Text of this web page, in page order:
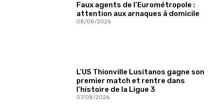
Faux agents de l’Eurométropole :
attention aux arnaques à domicile
08/08/2026
L’US Thionville Lusitanos gagne son
premier match et rentre dans
l’histoire de la Ligue 3
07/08/2026